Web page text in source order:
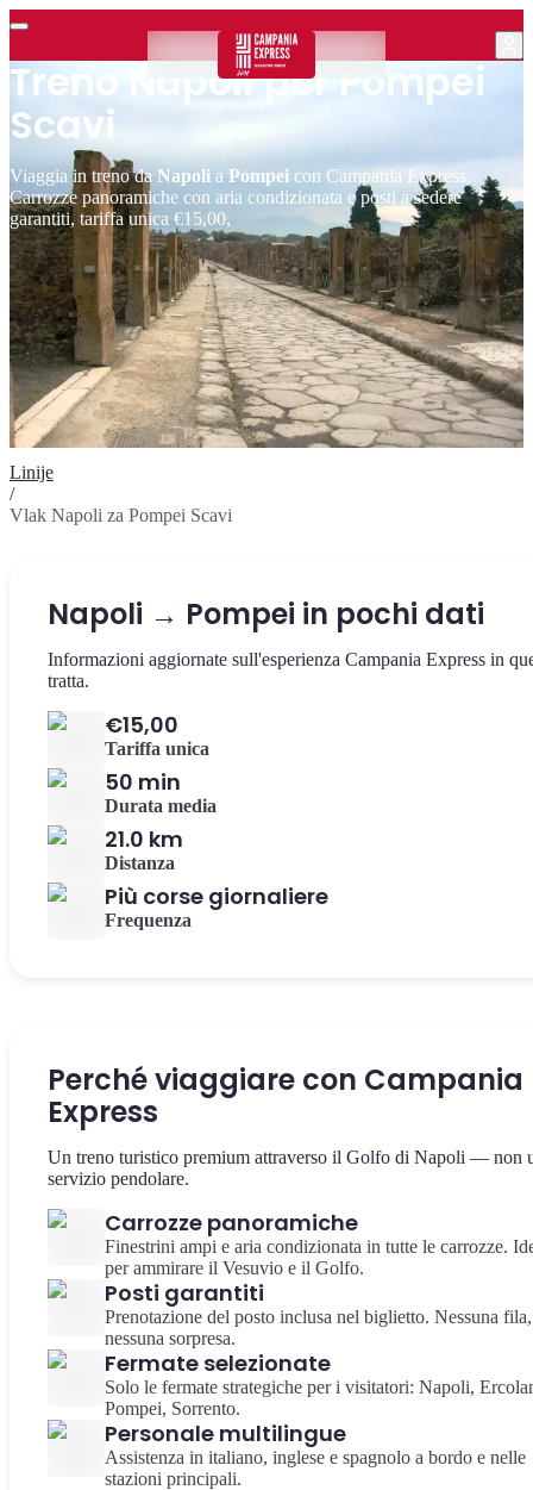
Treno Napoli per Pompei
Scavi
Viaggia in treno da Napoli a Pompei con Campania Express,
Carrozze panoramiche con aria condizionata e posti a sedere
garantiti, tariffa unica €15,00,
Linije
/
Vlak Napoli za Pompei Scavi
Napoli → Pompei in pochi dati
Informazioni aggiornate sull'esperienza Campania Express in
tratta.
€15,00
Tariffa unica
50 min
Durata media
21.0 km
Distanza
Più corse giornaliere
Frequenza
Perché viaggiare con Campania
Express
Un treno turistico premium attraverso il Golfo di Napoli — non
servizio pendolare.
Carrozze panoramiche
Finestrini ampi e aria condizionata in tutte le carrozze.
per ammirare il Vesuvio e il Golfo.
Posti garantiti
Prenotazione del posto inclusa nel biglietto. Nessuna fila,
nessuna sorpresa.
Fermate selezionate
Solo le fermate strategiche per i visitatori: Napoli,
Pompei, Sorrento.
Personale multilingue
Assistenza in italiano, inglese e spagnolo a bordo e nelle
stazioni principali.